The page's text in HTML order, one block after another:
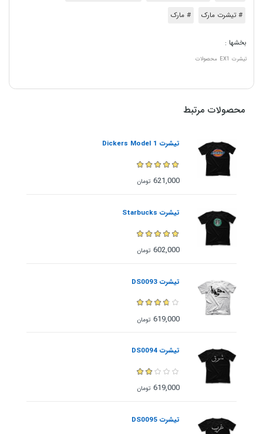
# تیشرت مارک # مارک
بخشها :
تیشرت EX1 محصولات
محصولات مرتبط
تیشرت Dickers Model 1
621,000 تومان
تیشرت Starbucks
602,000 تومان
تیشرت DS0093
619,000 تومان
تیشرت DS0094
619,000 تومان
تیشرت DS0095